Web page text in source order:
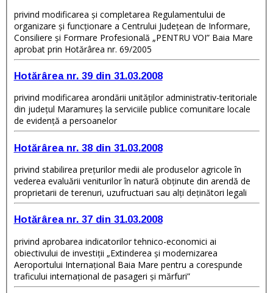
privind modificarea şi completarea Regulamentului de
organizare şi funcţionare a Centrului Judeţean de Informare,
Consiliere şi Formare Profesională „PENTRU VOI” Baia Mare
aprobat prin Hotărârea nr. 69/2005
Hotărârea nr. 39 din 31.03.2008
privind modificarea arondării unităţilor administrativ-teritoriale
din judeţul Maramureş la serviciile publice comunitare locale
de evidenţă a persoanelor
Hotărârea nr. 38 din 31.03.2008
privind stabilirea preţurilor medii ale produselor agricole în
vederea evaluării veniturilor în natură obţinute din arendă de
proprietarii de terenuri, uzufructuari sau alţi deţinători legali
Hotărârea nr. 37 din 31.03.2008
privind aprobarea indicatorilor tehnico-economici ai
obiectivului de investiţii „Extinderea şi modernizarea
Aeroportului Internaţional Baia Mare pentru a corespunde
traficului internaţional de pasageri şi mărfuri”